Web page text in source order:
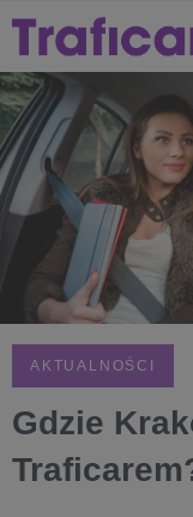
AKTUALNOŚCI
Gdzie